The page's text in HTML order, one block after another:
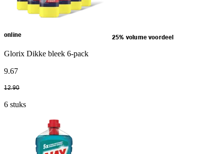
online 25% volume voordeel
Glorix Dikke bleek 6-pack
9.67
12.90
6 stuks